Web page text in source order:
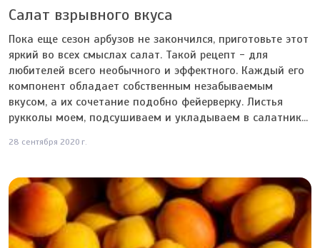
Салат взрывного вкуса
Пока еще сезон арбузов не закончился, приготовьте этот
яркий во всех смыслах салат. Такой рецепт - для
любителей всего необычного и эффектного. Каждый его
компонент обладает собственным незабываемым
вкусом, а их сочетание подобно фейерверку. Листья
рукколы моем, подсушиваем и укладываем в салатник...
28 сентября 2020 г.